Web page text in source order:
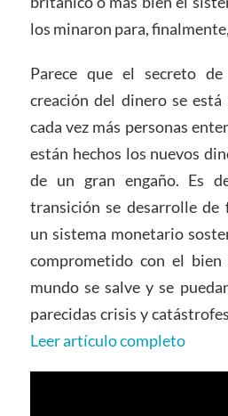
los minaron para,
Parece que el secreto
creación del dinero se
cada vez más personas
están hechos los nuevos
de un gran engaño. Es
transición se desarrolle de
un sistema monetario
comprometido con el
mundo se salve y se
parecidas crisis y
Leer artículo completo